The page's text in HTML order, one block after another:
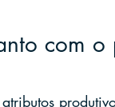
com o